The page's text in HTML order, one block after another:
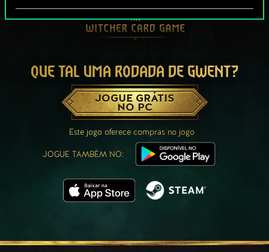
QUE TAL UMA RODADA DE GWENT?
JOGUE GRÁTIS
NO PC
Este jogo oferece compras no jogo
JOGUE TAMBÉM NO: